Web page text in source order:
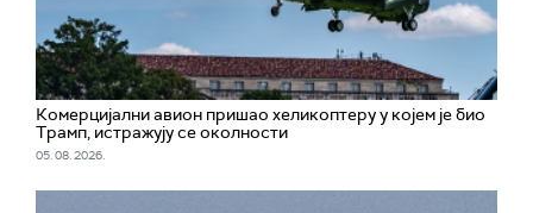
Комерцијални авион пришао хеликоптеру у којем је био
Трамп, истражују се околности
05. 08. 2026.